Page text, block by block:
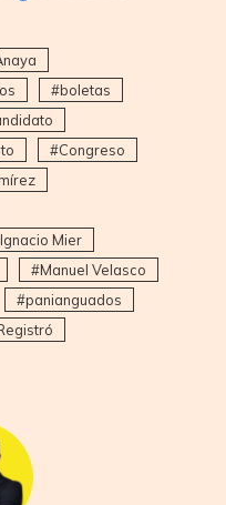
boletas
Congreso
Ignacio Mier
Manuel Velasco
panianguados